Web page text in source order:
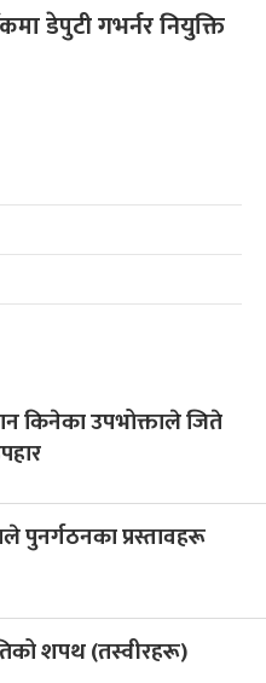
डेपुटी गभर्नर नियुक्ति
किनेका उपभोक्ताले जिते
पुनर्गठनका प्रस्तावहरू
शपथ (तस्वीरहरू)